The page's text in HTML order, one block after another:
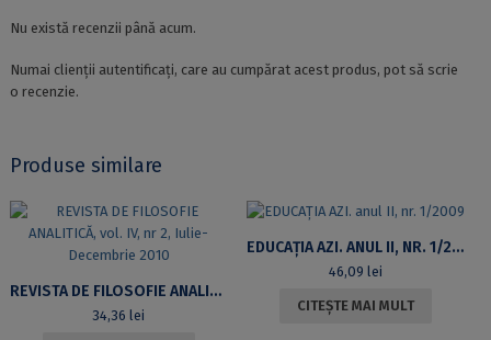
Nu există recenzii până acum.
Numai clienții autentificați, care au cumpărat acest produs, pot să scrie
o recenzie.
Produse similare
REVISTA DE FILOSOFIE ANALITICĂ, VOL. IV, NR 2, IULIE-DECEMBRIE 2010
34,36lei
EDUCAȚIA AZI. ANUL II, NR. 1/2009
46,09lei
CITEȘTE MAI MULT